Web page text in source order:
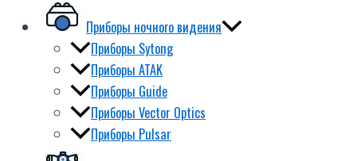
Приборы ночного видения
Приборы Sytong
Приборы ATAK
Приборы Guide
Приборы Vector Optics
Приборы Pulsar